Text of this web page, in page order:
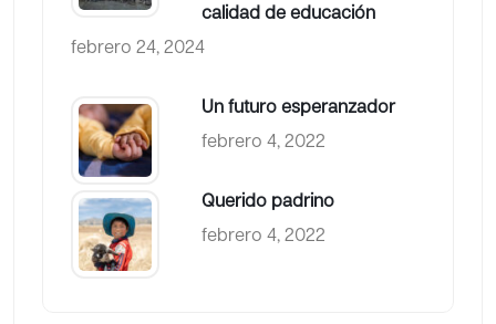
calidad de educación
febrero 24, 2024
Un futuro esperanzador
febrero 4, 2022
Querido padrino
febrero 4, 2022